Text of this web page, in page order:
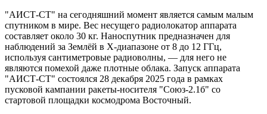
"АИСТ-СТ" на сегодняшний момент является самым малым
спутником в мире. Вес несущего радиолокатор аппарата
составляет около 30 кг. Наноспутник предназначен для
наблюдений за Землёй в Х-диапазоне от 8 до 12 ГГц,
используя сантиметровые радиоволны, — для него не
являются помехой даже плотные облака. Запуск аппарата
"АИСТ-СТ" состоялся 28 декабря 2025 года в рамках
пусковой кампании ракеты-носителя "Союз-2.1б" со
стартовой площадки космодрома Восточный.